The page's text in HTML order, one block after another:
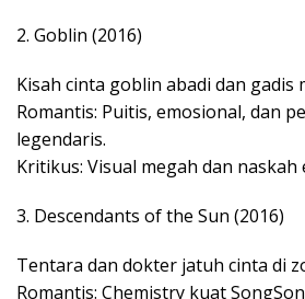
2. Goblin (2016)
Kisah cinta goblin abadi dan gadis
Romantis: Puitis, emosional, dan
legendaris.
Kritikus: Visual megah dan naskah
3. Descendants of the Sun (2016)
Tentara dan dokter jatuh cinta di
Romantis: Chemistry kuat